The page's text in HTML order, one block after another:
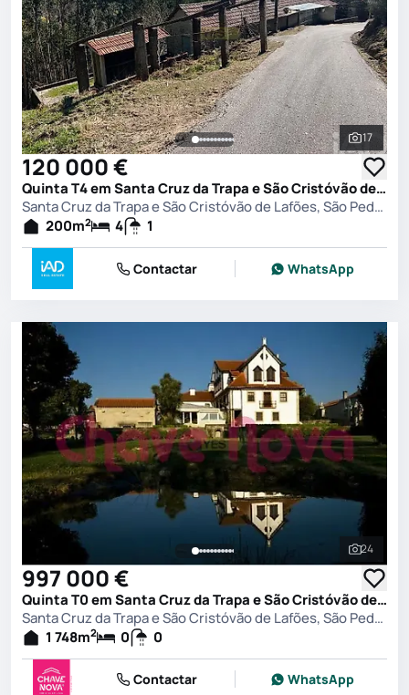
Ver
17
120 000 €
Quinta T4 em Santa Cruz da Trapa e São Cristóvão de Lafões, São Pedro do Sul
Santa Cruz da Trapa e São Cristóvão de Lafões, São Pedro do Sul
200m2 4 1
Contactar WhatsApp
Ver
24
997 000 €
Quinta T0 em Santa Cruz da Trapa e São Cristóvão de Lafões, São Pedro do Sul
Santa Cruz da Trapa e São Cristóvão de Lafões, São Pedro do Sul
1 748m2 0 0
Contactar WhatsApp